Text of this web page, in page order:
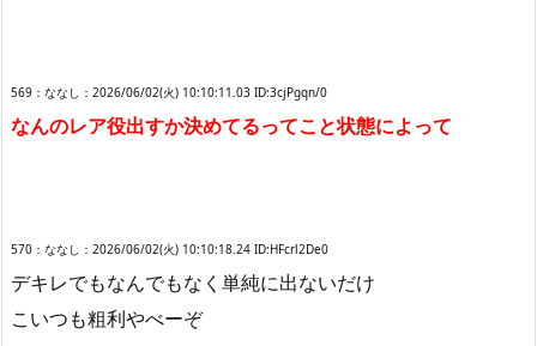
569：ななし：2026/06/02(火) 10:10:11.03 ID:3cjPgqn/0
なんのレア役出すか決めてるってこと状態によって
570：ななし：2026/06/02(火) 10:10:18.24 ID:HFcrl2De0
デキレでもなんでもなく単純に出ないだけ
こいつも粗利やべーぞ